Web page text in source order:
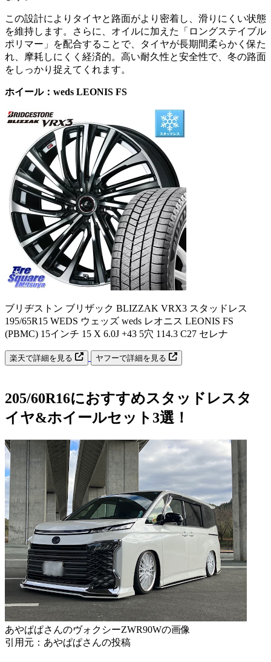
この設計によりタイヤと路面がより密着し、滑りにくい状態
を維持します。さらに、オイルに加えた「ロングステイブル
ポリマー」を配合することで、タイヤが長期間柔らかく保た
れ、摩耗しにくく経済的。高い耐久性と安全性で、冬の路面
をしっかり捉えてくれます。
ホイール：weds LEONIS FS
ブリヂストン ブリザック BLIZZAK VRX3 スタッドレス
195/65R15 WEDS ウェッズ weds レオニス LEONIS FS
(PBMC) 15インチ 15 X 6.0J +43 5穴 114.3 C27 セレナ
楽天で詳細を見る ヤフーで詳細を見る
205/60R16におすすめスタッドレスタ
イヤ&ホイールセット3選！
あやぱぱさんのヴォクシーZWR90Wの画像
引用元：あやぱぱさんの投稿